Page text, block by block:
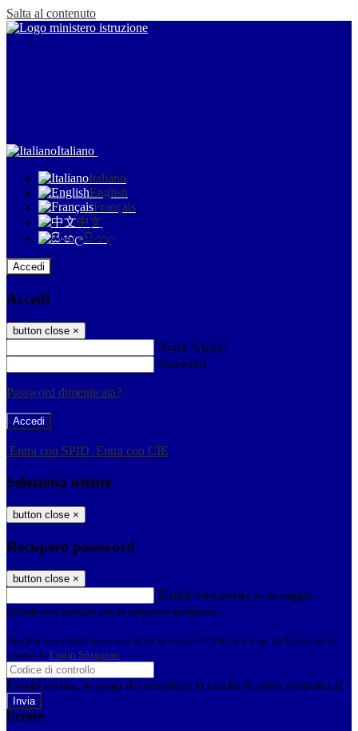
Salta al contenuto
Italiano
Italiano
English
Français
中文
සිංහල
Accedi
Accedi
button close ×
Nome Utente
Password
Password dimenticata?
-
Entra con SPID Entra con CIE
Seleziona utente
button close ×
Recupero password
button close ×
E-mail Verrà inviato un messaggio
all'indirizzo indicato con le istruzioni necessarie.
Non hai una e-mail associata al nome utente? Effettua il reset della password
tramite la Login Spaggiari
E-mail inviata, si prega di controllare la casella di posta elettronica!
Errore